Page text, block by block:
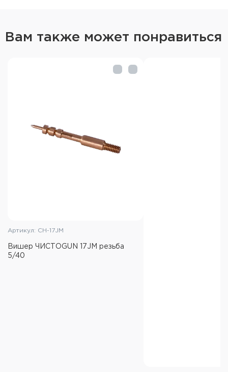
Вам также может понравиться
Артикул: CH-17JM
Вишер ЧИСТОGUN 17JM резьба
5/40